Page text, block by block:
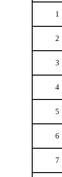
1
2
3
4
5
6
7